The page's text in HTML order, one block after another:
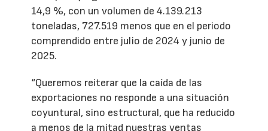
14,9 %, con un volumen de 4.139.213
toneladas, 727.519 menos que en el periodo
comprendido entre julio de 2024 y junio de
2025.
“Queremos reiterar que la caída de las
exportaciones no responde a una situación
coyuntural, sino estructural, que ha reducido
a menos de la mitad nuestras ventas